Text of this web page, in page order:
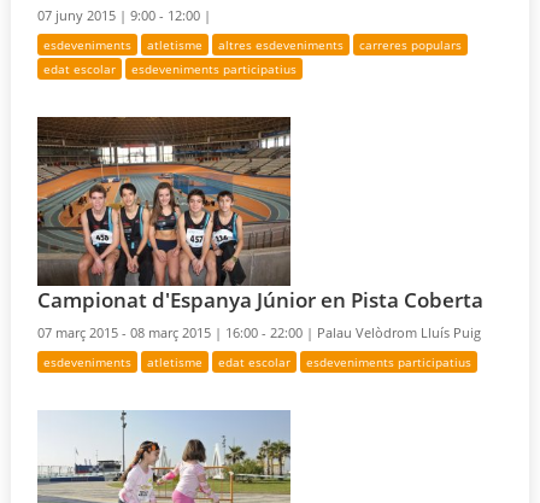
07 juny 2015 |9:00 - 12:00 |
esdeveniments atletisme altres esdeveniments
carreres populars
edat escolar
esdeveniments participatius
Campionat d'Espanya Júnior en Pista Coberta
07 març 2015 - 08 març 2015 | 16:00 - 22:00 | Palau Velòdrom Lluís Puig
esdeveniments atletisme edat escolar esdeveniments participatius